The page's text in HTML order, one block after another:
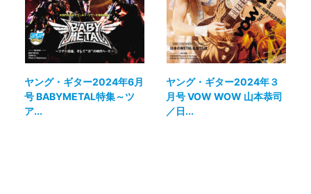
ヤング・ギター2024年6月
号 BABYMETAL特集～ツ
ア...
ヤング・ギター2024年３
月号 VOW WOW 山本恭司
／日...